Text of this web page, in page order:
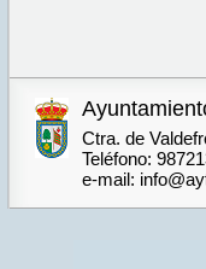
Ctra. de
Teléfono:
e-mail: